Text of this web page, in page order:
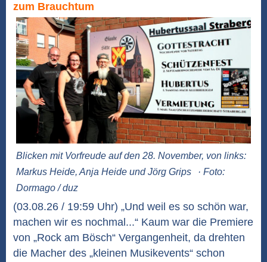
zum Brauchtum
Blicken mit Vorfreude auf den 28. November, von links:
Markus Heide, Anja Heide und Jörg Grips
· Foto:
Dormago / duz
(03.08.26 / 19:59 Uhr) „Und weil es so schön war,
machen wir es nochmal...“ Kaum war die Premiere
von „Rock am Bösch“ Vergangenheit, da drehten
die Macher des „kleinen Musikevents“ schon